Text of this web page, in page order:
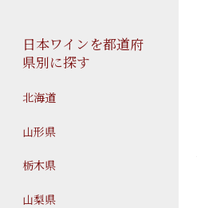
日本ワインを都道府
県別に探す
北海道
山形県
栃木県
山梨県